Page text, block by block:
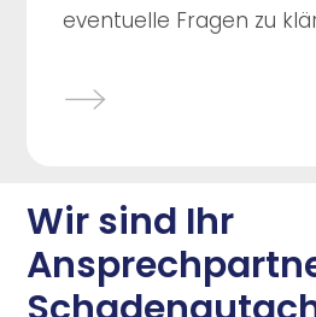
eventuelle Fragen zu
Wir sind Ihr